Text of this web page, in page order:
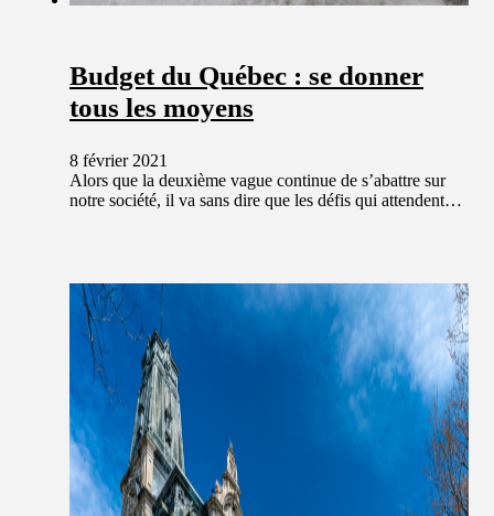
Budget du Québec : se donner
tous les moyens
8 février 2021
Alors que la deuxième vague continue de s’abattre sur
notre société, il va sans dire que les défis qui attendent…